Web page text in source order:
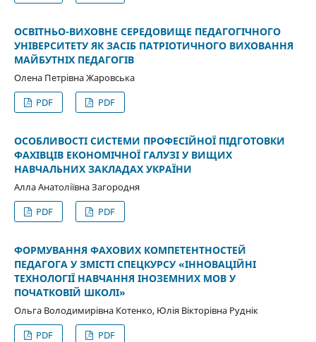
ОСВІТНЬО-ВИХОВНЕ СЕРЕДОВИЩЕ ПЕДАГОГІЧНОГО
УНІВЕРСИТЕТУ ЯК ЗАСІБ ПАТРІОТИЧНОГО ВИХОВАННЯ
МАЙБУТНІХ ПЕДАГОГІВ
Олена Петрівна Жаровська
PDF
PDF
ОСОБЛИВОСТІ СИСТЕМИ ПРОФЕСІЙНОЇ ПІДГОТОВКИ
ФАХІВЦІВ ЕКОНОМІЧНОЇ ГАЛУЗІ У ВИЩИХ
НАВЧАЛЬНИХ ЗАКЛАДАХ УКРАЇНИ
Алла Анатоліївна Загородня
PDF
PDF
ФОРМУВАННЯ ФАХОВИХ КОМПЕТЕНТНОСТЕЙ
ПЕДАГОГА У ЗМІСТІ СПЕЦКУРСУ «ІННОВАЦІЙНІ
ТЕХНОЛОГІЇ НАВЧАННЯ ІНОЗЕМНИХ МОВ У
ПОЧАТКОВІЙ ШКОЛІ»
Ольга Володимирівна Котенко, Юлія Вікторівна Руднік
PDF
PDF